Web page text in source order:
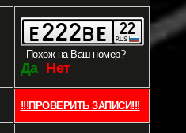
- Похож на Ваш номер? -
Да- Нет
!!!ПРОВЕРИТЬ ЗАПИСИ!!!